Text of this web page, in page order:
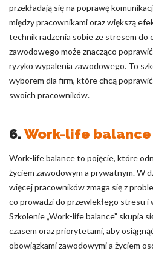
przekładają się na poprawę
między pracownikami oraz większą
technik radzenia sobie ze stresem do
zawodowego może znacząco
ryzyko wypalenia zawodowego. To
wyborem dla firm, które chcą
swoich pracowników.
6.Work-life balance
Work-life balance to pojęcie, które
życiem zawodowym a prywatnym. W
więcej pracowników zmaga się z
co prowadzi do przewlekłego stresu i
Szkolenie „Work-life balance” skupia
czasem oraz priorytetami, aby
obowiązkami zawodowymi a życiem